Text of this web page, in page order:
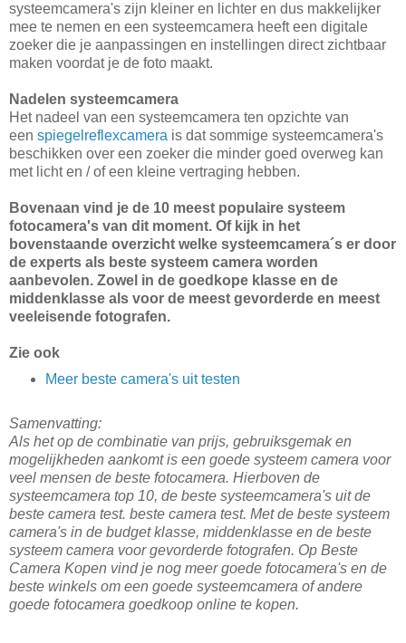
systeemcamera's zijn kleiner en lichter en dus makkelijker
mee te nemen en een systeemcamera heeft een digitale
zoeker die je aanpassingen en instellingen direct zichtbaar
maken voordat je de foto maakt.
Nadelen systeemcamera
Het nadeel van een systeemcamera ten opzichte van
een spiegelreflexcamera is dat sommige systeemcamera's
beschikken over een zoeker die minder goed overweg kan
met licht en / of een kleine vertraging hebben.
Bovenaan vind je de 10 meest populaire systeem
fotocamera's van dit moment. Of kijk in het
bovenstaande overzicht welke systeemcamera´s er door
de experts als beste systeem camera worden
aanbevolen. Zowel in de goedkope klasse en de
middenklasse als voor de meest gevorderde en meest
veeleisende fotografen.
Zie ook
Meer beste camera's uit testen
Samenvatting:
Als het op de combinatie van prijs, gebruiksgemak en
mogelijkheden aankomt is een goede systeem camera voor
veel mensen de beste fotocamera. Hierboven de
systeemcamera top 10, de beste systeemcamera's uit de
beste camera test. beste camera test. Met de beste systeem
camera's in de budget klasse, middenklasse en de beste
systeem camera voor gevorderde fotografen. Op Beste
Camera Kopen vind je nog meer goede fotocamera's en de
beste winkels om een goede systeemcamera of andere
goede fotocamera goedkoop online te kopen.